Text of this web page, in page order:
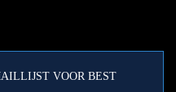
VOOR BEST